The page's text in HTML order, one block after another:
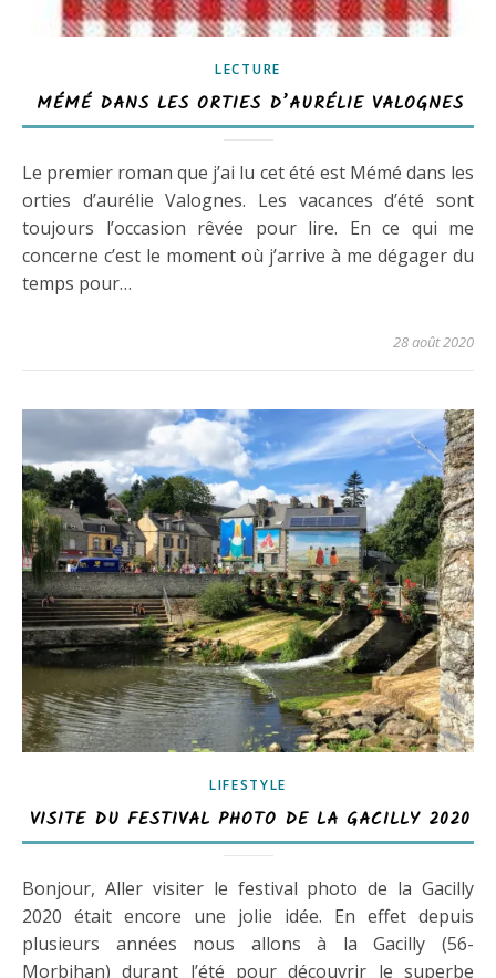
LECTURE
MÉMÉ DANS LES ORTIES D’AURÉLIE VALOGNES
Le premier roman que j’ai lu cet été est Mémé dans les
orties d’aurélie Valognes. Les vacances d’été sont
toujours l’occasion rêvée pour lire. En ce qui me
concerne c’est le moment où j’arrive à me dégager du
temps pour…
28 août 2020
LIFESTYLE
VISITE DU FESTIVAL PHOTO DE LA GACILLY 2020
Bonjour, Aller visiter le festival photo de la Gacilly
2020 était encore une jolie idée. En effet depuis
plusieurs années nous allons à la Gacilly (56-
Morbihan) durant l’été pour découvrir le superbe